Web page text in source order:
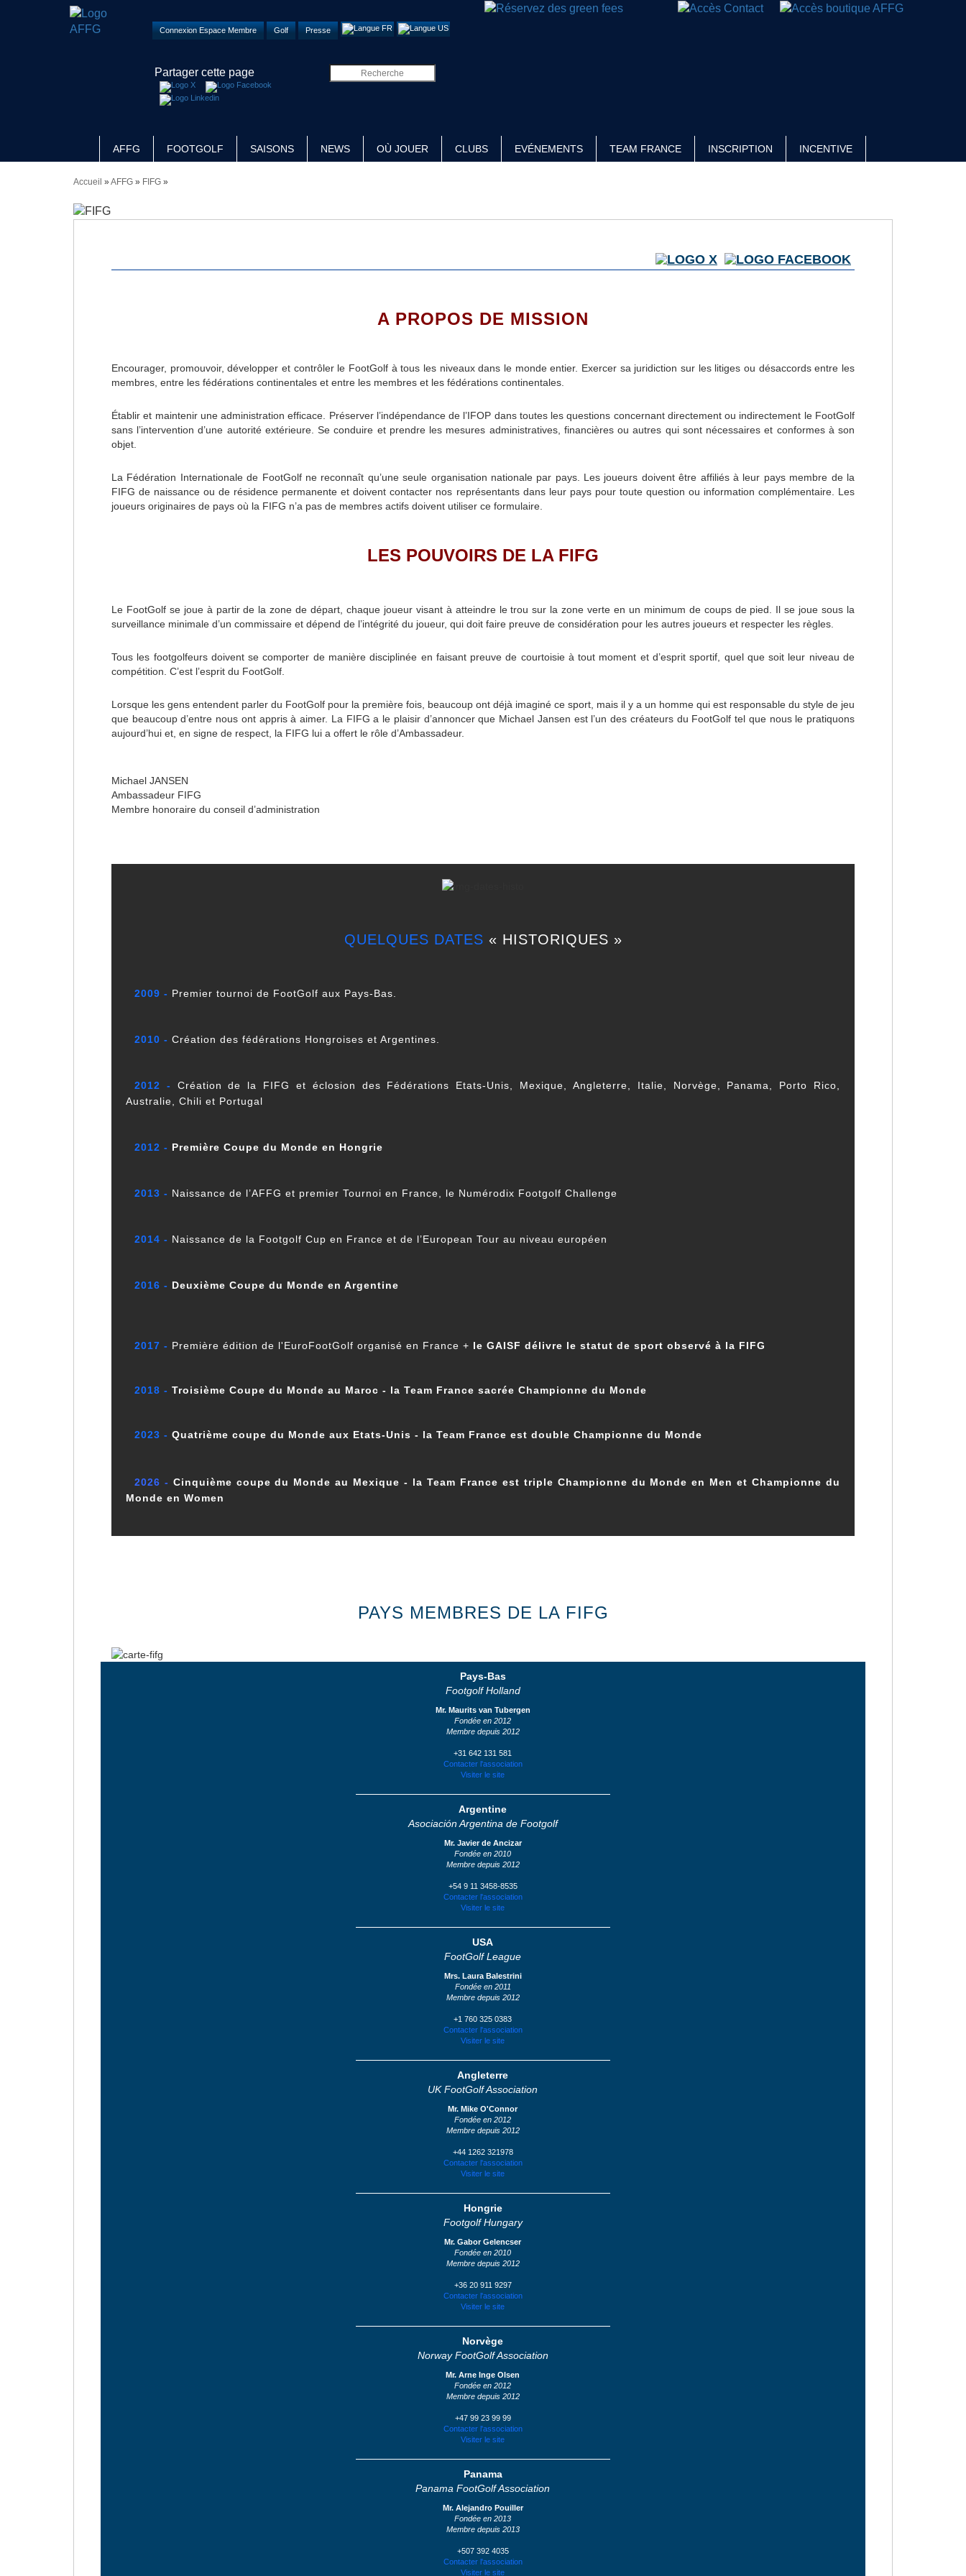
Connexion Espace Membre Golf Presse
Partager cette page
AFFG FOOTGOLF SAISONS NEWS OÙ JOUER CLUBS EVÉNEMENTS TEAM FRANCE INSCRIPTION INCENTIVE
Accueil »AFFG » FIFG »
A PROPOS DE MISSION
Encourager, promouvoir, développer et contrôler le FootGolf à tous les niveaux dans le monde entier. Exercer sa juridiction sur les litiges ou désaccords entre les
membres, entre les fédérations continentales et entre les membres et les fédérations continentales.
Établir et maintenir une administration efficace. Préserver l’indépendance de l’IFOP dans toutes les questions concernant directement ou indirectement le FootGolf
sans l’intervention d’une autorité extérieure. Se conduire et prendre les mesures administratives, financières ou autres qui sont nécessaires et conformes à son
objet.
La Fédération Internationale de FootGolf ne reconnaît qu’une seule organisation nationale par pays. Les joueurs doivent être affiliés à leur pays membre de la
FIFG de naissance ou de résidence permanente et doivent contacter nos représentants dans leur pays pour toute question ou information complémentaire. Les
joueurs originaires de pays où la FIFG n’a pas de membres actifs doivent utiliser ce formulaire.
LES POUVOIRS DE LA FIFG
Le FootGolf se joue à partir de la zone de départ, chaque joueur visant à atteindre le trou sur la zone verte en un minimum de coups de pied. Il se joue sous la
surveillance minimale d’un commissaire et dépend de l’intégrité du joueur, qui doit faire preuve de considération pour les autres joueurs et respecter les règles.
Tous les footgolfeurs doivent se comporter de manière disciplinée en faisant preuve de courtoisie à tout moment et d’esprit sportif, quel que soit leur niveau de
compétition. C’est l’esprit du FootGolf.
Lorsque les gens entendent parler du FootGolf pour la première fois, beaucoup ont déjà imaginé ce sport, mais il y a un homme qui est responsable du style de jeu
que beaucoup d’entre nous ont appris à aimer. La FIFG a le plaisir d’annoncer que Michael Jansen est l’un des créateurs du FootGolf tel que nous le pratiquons
aujourd’hui et, en signe de respect, la FIFG lui a offert le rôle d’Ambassadeur.
Michael JANSEN
Ambassadeur FIFG
Membre honoraire du conseil d’administration
QUELQUES DATES « HISTORIQUES »
2009 - Premier tournoi de FootGolf aux Pays-Bas.
2010 - Création des fédérations Hongroises et Argentines.
2012 - Création de la FIFG et éclosion des Fédérations Etats-Unis, Mexique, Angleterre, Italie, Norvège, Panama, Porto Rico,
Australie, Chili et Portugal
2012 - Première Coupe du Monde en Hongrie
2013 - Naissance de l’AFFG et premier Tournoi en France, le Numérodix Footgolf Challenge
2014 - Naissance de la Footgolf Cup en France et de l’European Tour au niveau européen
2016 - Deuxième Coupe du Monde en Argentine
2017 - Première édition de l'EuroFootGolf organisé en France + le GAISF délivre le statut de sport observé à la FIFG
2018 - Troisième Coupe du Monde au Maroc - la Team France sacrée Championne du Monde
2023 - Quatrième coupe du Monde aux Etats-Unis - la Team France est double Championne du Monde
2026 - Cinquième coupe du Monde au Mexique - la Team France est triple Championne du Monde en Men et Championne du
Monde en Women
PAYS MEMBRES DE LA FIFG
Pays-Bas
Footgolf Holland
Mr. Maurits van Tubergen
Fondée en 2012
Membre depuis 2012
+31 642 131 581
Contacter l'association
Visiter le site
Argentine
Asociación Argentina de Footgolf
Mr. Javier de Ancizar
Fondée en 2010
Membre depuis 2012
+54 9 11 3458-8535
Contacter l'association
Visiter le site
USA
FootGolf League
Mrs. Laura Balestrini
Fondée en 2011
Membre depuis 2012
+1 760 325 0383
Contacter l'association
Visiter le site
Angleterre
UK FootGolf Association
Mr. Mike O'Connor
Fondée en 2012
Membre depuis 2012
+44 1262 321978
Contacter l'association
Visiter le site
Hongrie
Footgolf Hungary
Mr. Gabor Gelencser
Fondée en 2010
Membre depuis 2012
+36 20 911 9297
Contacter l'association
Visiter le site
Norvège
Norway FootGolf Association
Mr. Arne Inge Olsen
Fondée en 2012
Membre depuis 2012
+47 99 23 99 99
Contacter l'association
Visiter le site
Panama
Panama FootGolf Association
Mr. Alejandro Pouiller
Fondée en 2013
Membre depuis 2013
+507 392 4035
Contacter l'association
Visiter le site